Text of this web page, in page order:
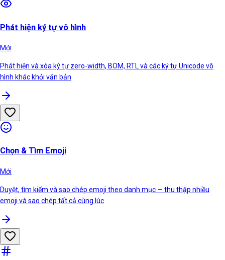
Phát hiện ký tự vô hình
Mới
Phát hiện và xóa ký tự zero-width, BOM, RTL và các ký tự Unicode vô
hình khác khỏi văn bản
Chọn & Tìm Emoji
Mới
Duyệt, tìm kiếm và sao chép emoji theo danh mục — thu thập nhiều
emoji và sao chép tất cả cùng lúc